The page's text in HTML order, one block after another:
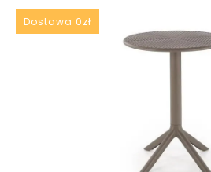
Dostawa 0zł